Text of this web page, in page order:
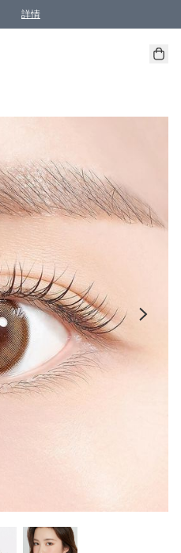
詳情
售完即止
有限 售完即止♫
以上85 折；買6件或以上8 折
件HKD 260.00
件HKD 360.00
HKD 180.00
HKD 320.00
或以上9 折；買6件或以上85 折；買8件
；買4件或以上減HKD 32.00；買6
或以上9 折；買8件或以上85 折；買12
用於 特定的送貨方式 )